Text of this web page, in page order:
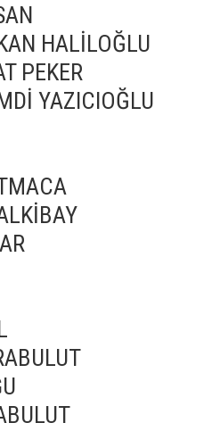
HALİLOĞLU
PEKER
YAZICIOĞLU